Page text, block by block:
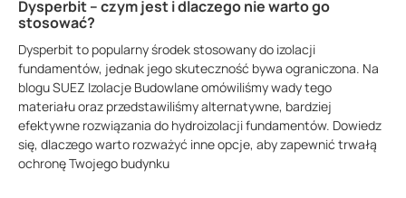
Dysperbit – czym jest i dlaczego nie warto go
stosować?
Dysperbit to popularny środek stosowany do izolacji
fundamentów, jednak jego skuteczność bywa ograniczona. Na
blogu SUEZ Izolacje Budowlane omówiliśmy wady tego
materiału oraz przedstawiliśmy alternatywne, bardziej
efektywne rozwiązania do hydroizolacji fundamentów. Dowiedz
się, dlaczego warto rozważyć inne opcje, aby zapewnić trwałą
ochronę Twojego budynku